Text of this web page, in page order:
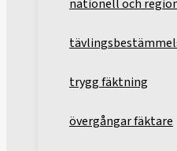
nationell och
trygg fäktning
övergångar fäktare